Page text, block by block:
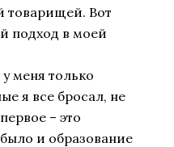
товарищей. Вот
подход в моей
меня только
я все бросал, не
– это
и образование